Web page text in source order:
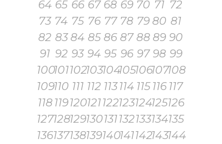
64 65 66 67 68 69 70 71 72
73 74 75 76 77 78 79 80 81
82 83 84 85 86 87 88 89 90
91 92 93 94 95 96 97 98 99
100101102103104105106107108
109110 111 112 113 114 115 116 117
118 119120121122123124125126
127128129130131132133134135
136137138139140141142143144